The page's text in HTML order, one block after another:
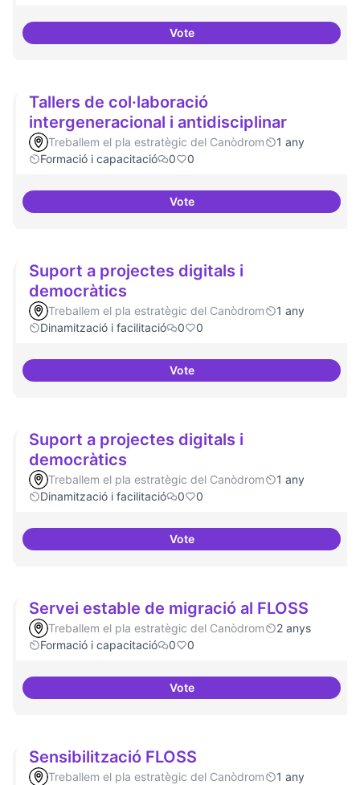
VoteTècniques de seguretat digital
Tallers de col·laboració
intergeneracional i antidisciplinar
Treballem el pla estratègic del Canòdrom
1 any
Formació i capacitació
0 0
VoteTallers de col·laboració
Suport a projectes digitals i
democràtics
Treballem el pla estratègic del Canòdrom
1 any
Dinamització i facilitació
0 0
VoteSuport a projectes digitals i
Suport a projectes digitals i
democràtics
Treballem el pla estratègic del Canòdrom
1 any
Dinamització i facilitació
0 0
VoteSuport a projectes digitals i
Servei estable de migració al FLOSS
Treballem el pla estratègic del Canòdrom
2 anys
Formació i capacitació
0 0
VoteServei estable de migració al
Sensibilització FLOSS
Treballem el pla estratègic del Canòdrom 1 any